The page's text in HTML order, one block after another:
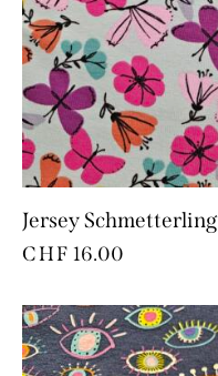
Jersey Schmetterling
CHF 16.00